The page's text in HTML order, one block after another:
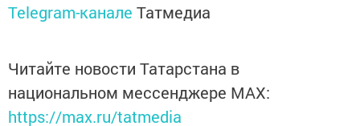
Telegram-канале Татмедиа
Читайте новости Татарстана в
национальном мессенджере MАХ:
https://max.ru/tatmedia